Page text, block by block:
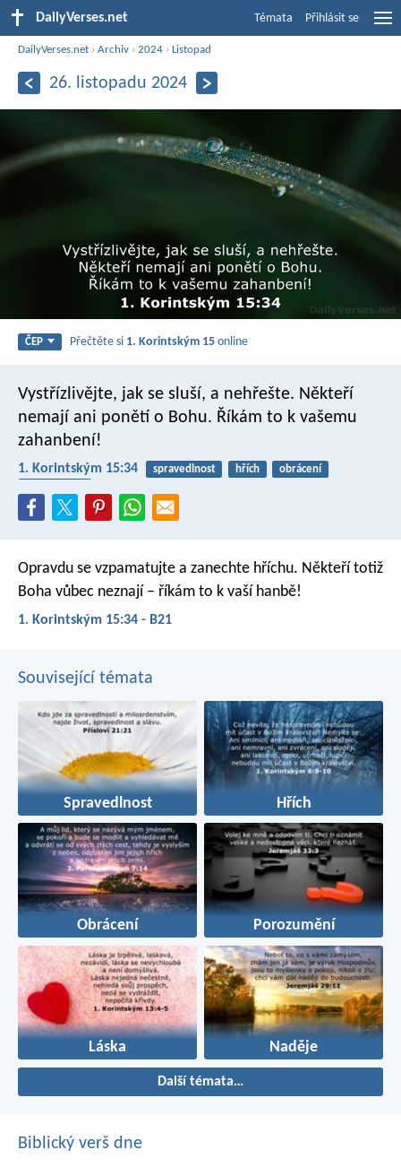
DailyVerses.net Témata Přihlásit se
DailyVerses.net ›Archiv ›2024 ›Listopad
26. listopadu 2024
ČEP Přečtěte si 1. Korintským 15 online
Vystřízlivějte, jak se sluší, a nehřešte. Někteří
nemají ani ponětí o Bohu. Říkám to k vašemu
zahanbení!
1. Korintským 15:34 spravedlnost hřích
obrácení
Opravdu se vzpamatujte a zanechte hříchu. Někteří totiž
Boha vůbec neznají – říkám to k vaší hanbě!
1. Korintským 15:34 - B21
Související témata
Spravedlnost Hřích
Obrácení Porozumění
Láska Naděje
Další témata…
Biblický verš dne